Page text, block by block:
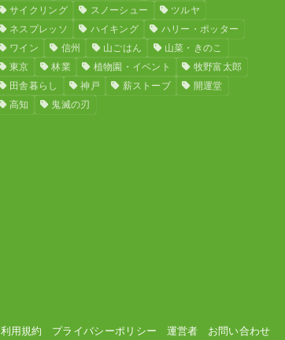
サイクリング
スノーシュー
ツルヤ
ネスプレッソ
ハイキング
ハリー・ポッター
ワイン
信州 山ごはん
山菜・きのこ
東京
林業 植物園・イベント
牧野富太郎
田舎暮らし
神戸 薪ストーブ
開運堂
高知
鬼滅の刃
利用規約 プライバシーポリシー 運営者 お問い合わせ